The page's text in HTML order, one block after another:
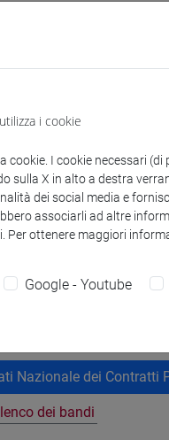
diretto MEPA TD
– coffee break
in Italia tra letteratura,
copertina.pdf
Nazionale dei Contratti
dei bandi
i cookie
cookie. I cookie necessari
sulla X in alto a destra
dei social media e
associarli ad altre
Per ottenere maggiori
Google - Youtube